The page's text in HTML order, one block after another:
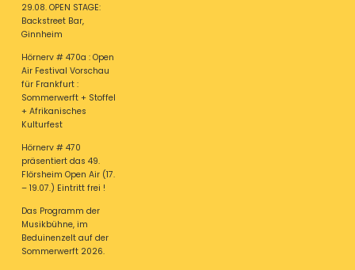
29.08. OPEN STAGE:
Backstreet Bar,
Ginnheim
Hörnerv # 470a : Open
Air Festival Vorschau
für Frankfurt :
Sommerwerft + Stoffel
+ Afrikanisches
Kulturfest
Hörnerv # 470
präsentiert das 49.
Flörsheim Open Air (17.
– 19.07.) Eintritt frei !
Das Programm der
Musikbühne, im
Beduinenzelt auf der
Sommerwerft 2026.